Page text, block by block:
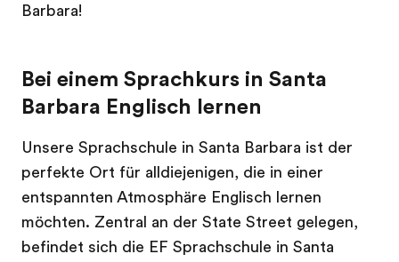
Barbara!
Bei einem Sprachkurs in Santa
Barbara Englisch lernen
Unsere Sprachschule in Santa Barbara ist der
perfekte Ort für alldiejenigen, die in einer
entspannten Atmosphäre Englisch lernen
möchten. Zentral an der State Street gelegen,
befindet sich die EF Sprachschule in Santa